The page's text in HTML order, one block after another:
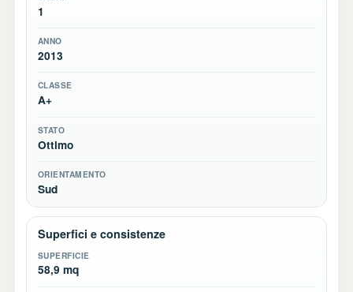
1
ANNO
2013
CLASSE
A+
STATO
Ottimo
ORIENTAMENTO
Sud
Superfici e consistenze
SUPERFICIE
58,9 mq